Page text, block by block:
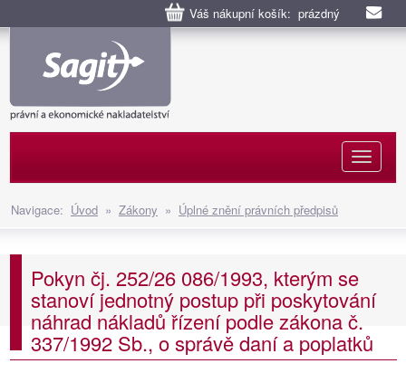
Váš nákupní košík: prázdný
Navigace: Úvod » Zákony » Úplné znění právních předpisů
Pokyn čj. 252/26 086/1993, kterým se
stanoví jednotný postup při poskytování
náhrad nákladů řízení podle zákona č.
337/1992 Sb., o správě daní a poplatků